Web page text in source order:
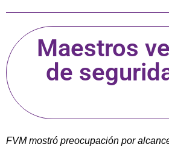
Maestros
de
FVM mostró preocupación por